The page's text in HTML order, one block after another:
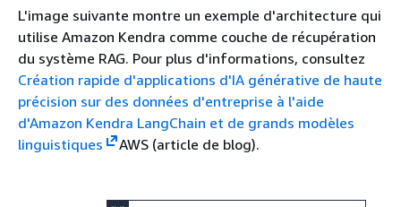
L'image suivante montre un exemple d'architecture qui
utilise Amazon Kendra comme couche de récupération
du système RAG. Pour plus d'informations, consultez
Création rapide d'applications d'IA générative de haute
précision sur des données d'entreprise à l'aide
d'Amazon Kendra LangChain et de grands modèles
linguistiques
AWS (article de blog).